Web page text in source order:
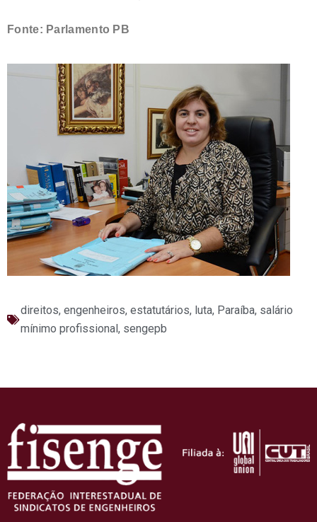
Fonte: Parlamento PB
direitos, engenheiros, estatutários, luta, Paraíba, salário
mínimo profissional, sengepb